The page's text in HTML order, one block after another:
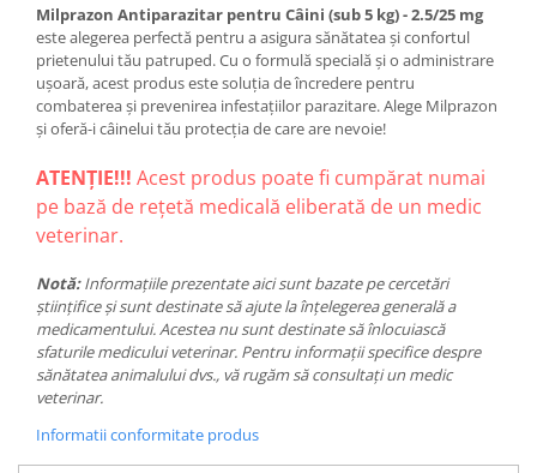
Milprazon Antiparazitar pentru Câini (sub 5 kg) - 2.5/25 mg
este alegerea perfectă pentru a asigura sănătatea și confortul
prietenului tău patruped. Cu o formulă specială și o administrare
ușoară, acest produs este soluția de încredere pentru
combaterea și prevenirea infestațiilor parazitare. Alege Milprazon
și oferă-i câinelui tău protecția de care are nevoie!
ATENȚIE!!! Acest produs poate fi cumpărat numai
pe bază de rețetă medicală eliberată de un medic
veterinar.
Notă:Informațiile prezentate aici sunt bazate pe cercetări
științifice și sunt destinate să ajute la înțelegerea generală a
medicamentului. Acestea nu sunt destinate să înlocuiască
sfaturile medicului veterinar. Pentru informații specifice despre
sănătatea animalului dvs., vă rugăm să consultați un medic
veterinar.
Informatii conformitate produs